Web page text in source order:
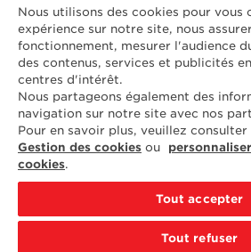
Politique de protection des données
Contactez
ELLE & VIRE
Pour toute question ou demande
d'information complémentaire,
nous sommes à votre disposition
ELVIR
50890 CONDÉ-SUR-VIRE
CONTACTEZ-NOUS
Nous utilisons des cookies pour vous
expérience sur notre site, nous
fonctionnement, mesurer l'audience
des contenus, services et publicités
centres d'intérêt.
Nous partageons également des
navigation sur notre site avec nos
Pour en savoir plus, veuillez consulter
Gestion des cookies ou
cookies.
Tout accepter
Tout refuser